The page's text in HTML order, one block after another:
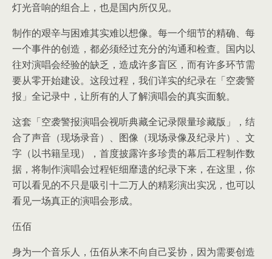
灯光音响的组合上，也是国内所仅见。
制作的艰辛与困难其实难以想像。每一个细节的精确、每
一个事件的创造，都必须经过充分的沟通和检查。国内以
往对演唱会经验的缺乏，造成许多盲区，而有许多环节需
要从零开始建设。这段过程，我们详实的纪录在「空袭警
报」全记录中，让所有的人了解演唱会的真实面貌。
这套「空袭警报演唱会视听典藏全记录限量珍藏版」，结
合了声音（现场录音）、图像（现场录像及纪录片）、文
字（以书籍呈现），首度披露许多珍贵的幕后工程制作数
据，将制作演唱会过程钜细靡遗的纪录下来，在这里，你
可以看见的不只是吸引十二万人的精彩演出实况，也可以
看见一场真正的演唱会形成。
伍佰
身为一个音乐人，伍佰从来不向自己妥协，因为需要创造